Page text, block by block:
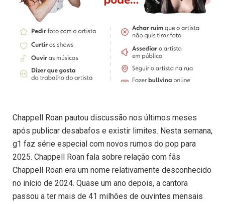
Chappell Roan pautou discussão nos últimos meses
após publicar desabafos e existir limites. Nesta semana,
g1 faz série especial com novos rumos do pop para
2025. Chappell Roan fala sobre relação com fãs
Chappell Roan era um nome relativamente desconhecido
no início de 2024. Quase um ano depois, a cantora
passou a ter mais de 41 milhões de ouvintes mensais